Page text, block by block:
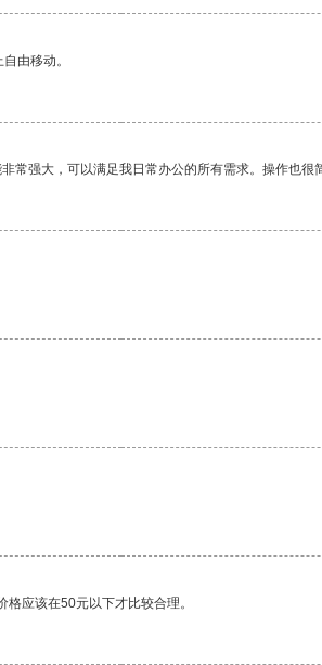
由移动。
强大，可以满足我日常办公的所有需求。操作也很
应该在50元以下才比较合理。